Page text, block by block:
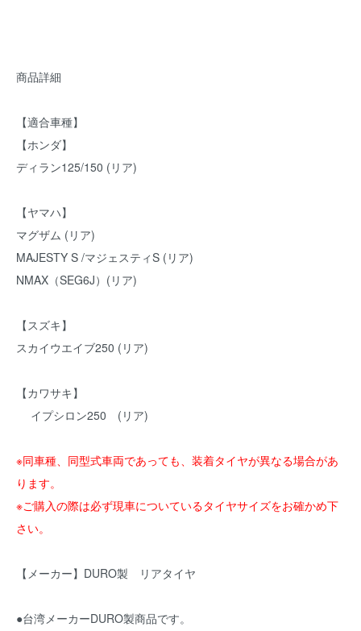
商品詳細
【適合車種】
【ホンダ】
ディラン125/150 (リア)
【ヤマハ】
マグザム (リア)
MAJESTY S /マジェスティS (リア)
NMAX（SEG6J）(リア)
【スズキ】
スカイウエイブ250 (リア)
【カワサキ】
イプシロン250 (リア)
※同車種、同型式車両であっても、装着タイヤが異なる場合があ
ります。
※ご購入の際は必ず現車についているタイヤサイズをお確かめ下
さい。
【メーカー】DURO製 リアタイヤ
●台湾メーカーDURO製商品です。